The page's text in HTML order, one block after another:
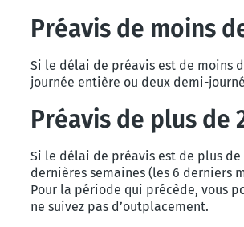
Préavis de moins
Si le délai de préavis est de moins
journée entière ou deux demi-
Préavis de plus de
Si le délai de préavis est de plus de
dernières semaines (les 6 derniers
Pour la période qui précède, vous
ne suivez pas d’outplacement.